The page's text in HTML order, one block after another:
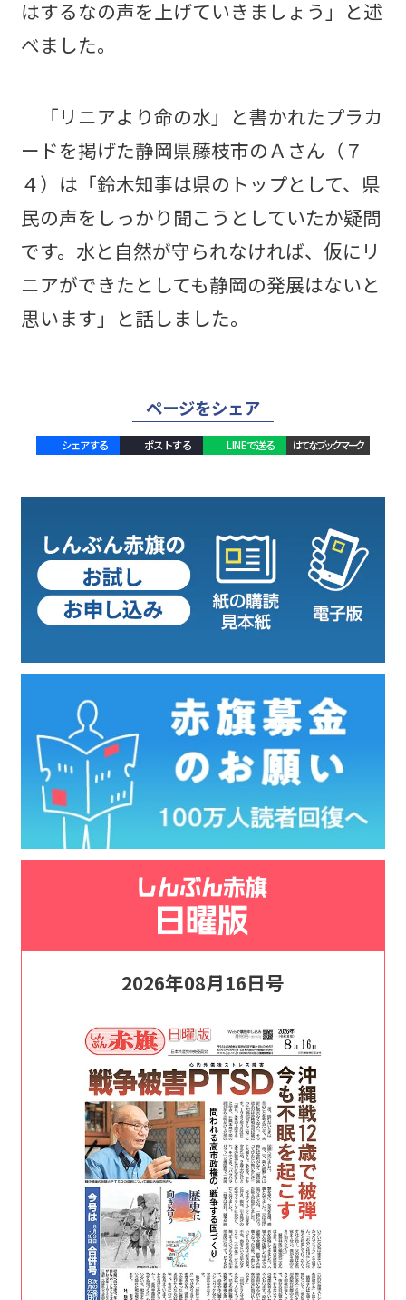
はするなの声を上げていきましょう」と述
べました。
「リニアより命の水」と書かれたプラカ
ードを掲げた静岡県藤枝市のＡさん（７
４）は「鈴木知事は県のトップとして、県
民の声をしっかり聞こうとしていたか疑問
です。水と自然が守られなければ、仮にリ
ニアができたとしても静岡の発展はないと
思います」と話しました。
ページをシェア
シェアする ポストする LINEで送る はてなブックマーク
2026年08月16日号